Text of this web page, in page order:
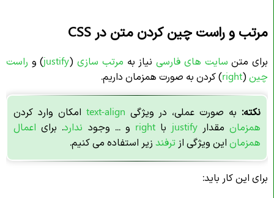
مرتب و راست چین کردن متن در CSS
برای متن سایت های فارسی نیاز به مرتب سازی (
justify) و راست
چین (
right) کردن به صورت همزمان داریم.
نکته: به صورت عملی، در ویژگی text-align امکان وارد کردن
همزمان مقدارjustify با right و ... وجود ندارد. برای اعمال
همزمان این ویژگی از ترفند زیر استفاده می کنیم.
برای این کار باید: